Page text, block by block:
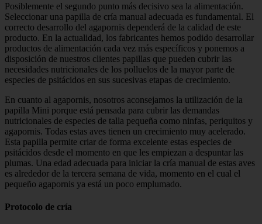
Posiblemente el segundo punto más decisivo sea la alimentación.
Seleccionar una papilla de cría manual adecuada es fundamental. El
correcto desarrollo del agapornis dependerá de la calidad de este
producto. En la actualidad, los fabricantes hemos podido desarrollar
productos de alimentación cada vez más específicos y ponemos a
disposición de nuestros clientes papillas que pueden cubrir las
necesidades nutricionales de los polluelos de la mayor parte de
especies de psitácidos en sus sucesivas etapas de crecimiento.
En cuanto al agapornis, nosotros aconsejamos la utilización de la
papilla Mini porque está pensada para cubrir las demandas
nutricionales de especies de talla pequeña como ninfas, periquitos y
agapornis. Todas estas aves tienen un crecimiento muy acelerado.
Esta papilla permite criar de forma excelente estas especies de
psitácidos desde el momento en que les empiezan a despuntar las
plumas. Una edad adecuada para iniciar la cría manual de estas aves
es alrededor de la tercera semana de vida, momento en el cual el
pequeño agapornis ya está un poco emplumado.
Protocolo de cría